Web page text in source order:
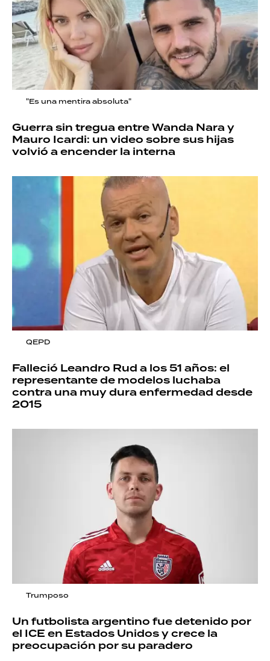
"Es una mentira absoluta"
Guerra sin tregua entre Wanda Nara y
Mauro Icardi: un video sobre sus hijas
volvió a encender la interna
QEPD
Falleció Leandro Rud a los 51 años: el
representante de modelos luchaba
contra una muy dura enfermedad desde
2015
Trumposo
Un futbolista argentino fue detenido por
el ICE en Estados Unidos y crece la
preocupación por su paradero